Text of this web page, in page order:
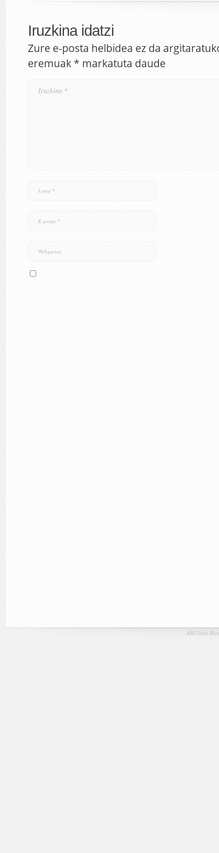
Iruzkina idatzi
Zure e-posta helbidea ez da
eremuak * markatuta daude
ARGIAko